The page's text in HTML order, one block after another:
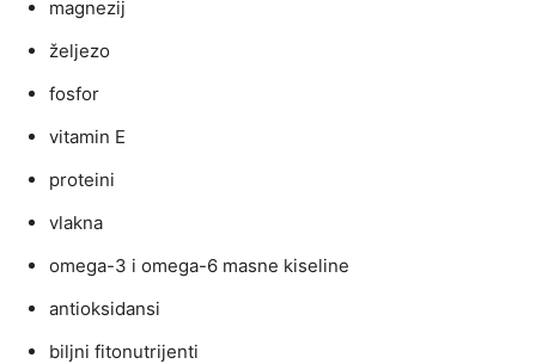
magnezij
željezo
fosfor
vitamin E
proteini
vlakna
omega-3 i omega-6 masne kiseline
antioksidansi
biljni fitonutrijenti